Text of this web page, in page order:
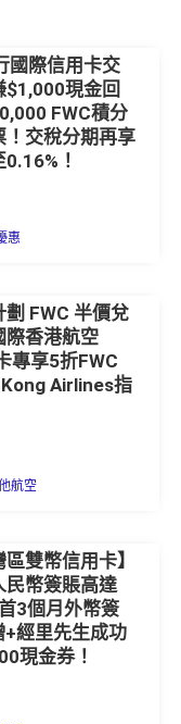
國際信用卡交
$1,000現金回
FWC積分
交稅分期再享
！
惠
FWC 半價兌
際香港航空
享5折FWC
Airlines指
航空
區雙幣信用卡】
民幣簽賬高達
3個月外幣簽
+經里先生成功
現金券！